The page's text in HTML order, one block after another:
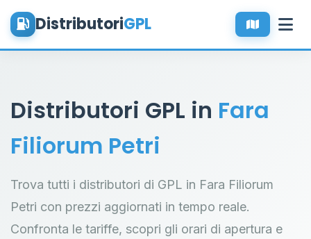
DistributoriGPL
Distributori GPL in Fara
Filiorum Petri
Trova tutti i distributori di GPL in Fara Filiorum
Petri con prezzi aggiornati in tempo reale.
Confronta le tariffe, scopri gli orari di apertura e